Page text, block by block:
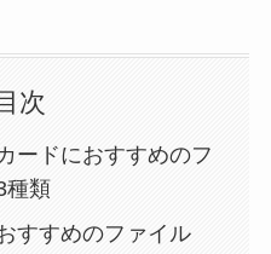
次
ードにおすすめのフ
種類
すすめのファイル